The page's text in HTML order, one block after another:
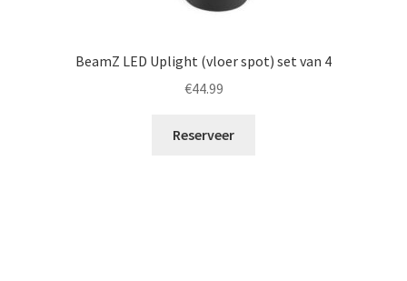
BeamZ LED Uplight (vloer spot) set van 4
€44.99
Reserveer